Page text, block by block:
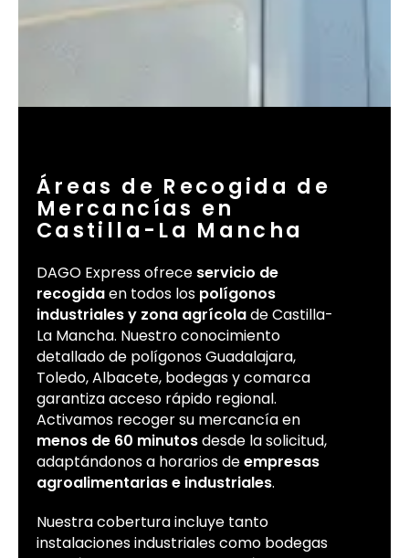
Áreas de Recogida de
Mercancías en
Castilla-La Mancha
DAGO Express ofrece servicio de
recogidaen todos los polígonos
industriales y zona agrícolade Castilla-
La Mancha. Nuestro conocimiento
detallado de polígonos Guadalajara,
Toledo, Albacete, bodegas y comarca
garantiza acceso rápido regional.
Activamos recoger su mercancía en
menos de 60 minutosdesde la solicitud,
adaptándonos a horarios deempresas
agroalimentarias e industriales.
Nuestra cobertura incluye tanto
instalaciones industriales como bodegas